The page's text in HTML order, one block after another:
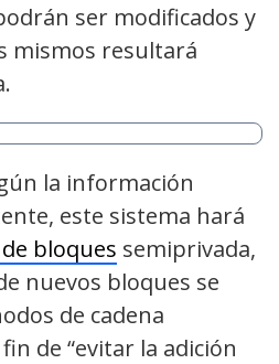
ser modificados y
mismos resultará
la información
este sistema hará
bloques semiprivada,
nuevos bloques se
de cadena
de “evitar la adición